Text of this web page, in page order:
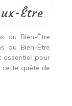
Mieux-Être
du Bien-Être
du Bien-Être
essentiel pour
cette quête de